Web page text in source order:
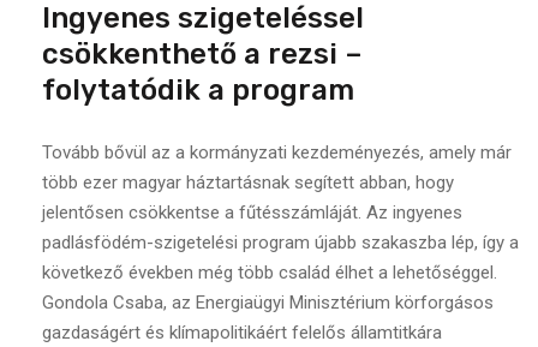
Ingyenes szigeteléssel
csökkenthető a rezsi –
folytatódik a program
Tovább bővül az a kormányzati kezdeményezés, amely már
több ezer magyar háztartásnak segített abban, hogy
jelentősen csökkentse a fűtésszámláját. Az ingyenes
padlásfödém-szigetelési program újabb szakaszba lép, így a
következő években még több család élhet a lehetőséggel.
Gondola Csaba, az Energiaügyi Minisztérium körforgásos
gazdaságért és klímapolitikáért felelős államtitkára